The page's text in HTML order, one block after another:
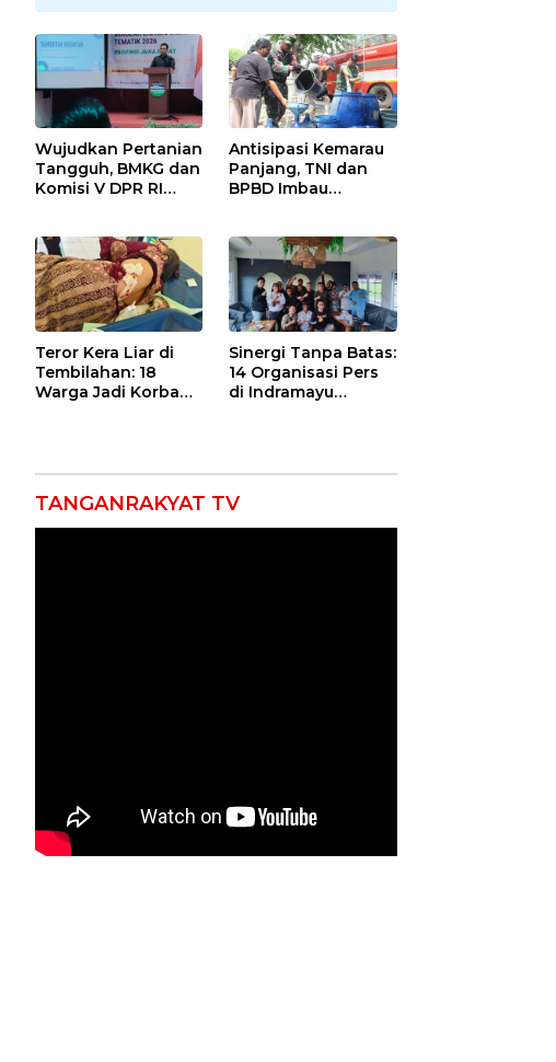
Wujudkan Pertanian
Tangguh, BMKG dan
Komisi V DPR RI
Sekolah Lapang
Iklim
Antisipasi Kemarau
Panjang, TNI dan
BPBD Imbau
Kebakaran
Teror Kera Liar di
Tembilahan: 18
Warga Jadi Korban
Sinergi Tanpa Batas:
14 Organisasi Pers
di Indramayu
TANGANRAKYAT TV